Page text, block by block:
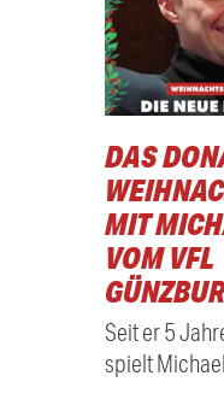
DAS
MIT
VOM VFL
Seit er 5
spielt